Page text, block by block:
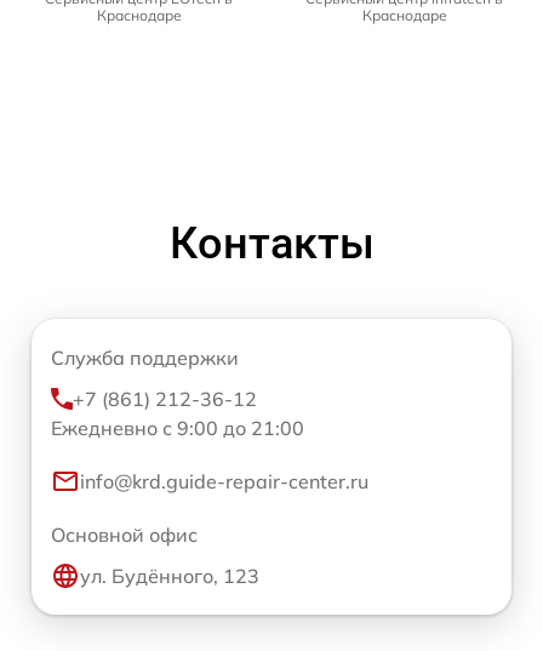
Краснодаре
Краснодаре
Контакты
Служба поддержки
+7 (861) 212-36-12
Ежедневно с 9:00 до 21:00
info@krd.guide-repair-center.ru
Основной офис
ул. Будённого, 123